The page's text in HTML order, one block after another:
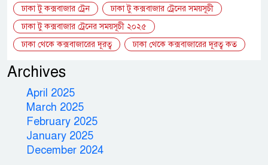
ঢাকা টু কক্সবাজার ট্রেন
ঢাকা টু কক্সবাজার ট্রেনের সময়সূচী
ঢাকা টু কক্সবাজার ট্রেনের সময়সূচী ২০২৫
ঢাকা থেকে কক্সবাজারের দূরত্ব
ঢাকা থেকে কক্সবাজারের দূরত্ব কত
Archives
April 2025
March 2025
February 2025
January 2025
December 2024